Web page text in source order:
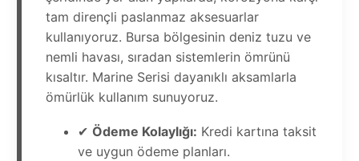
tam dirençli paslanmaz aksesuarlar
kullanıyoruz. Bursa bölgesinin deniz tuzu ve
nemli havası, sıradan sistemlerin ömrünü
kısaltır. Marine Serisi dayanıklı aksamlarla
ömürlük kullanım sunuyoruz.
✔ Ödeme Kolaylığı: Kredi kartına taksit
ve uygun ödeme planları.